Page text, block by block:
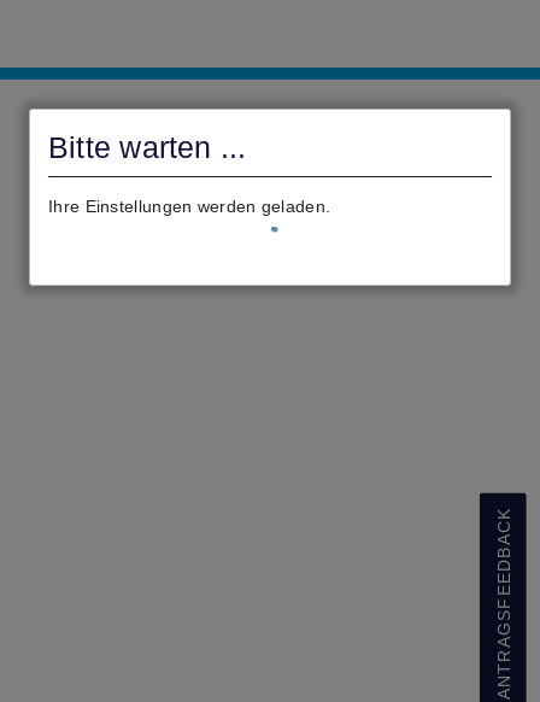
Bitte warten ...
Ihre Einstellungen werden geladen.
Nauheim
ANTRAGSFEEDBACK